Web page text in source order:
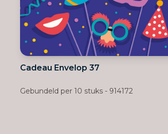
Cadeau Envelop 37
Gebundeld per 10 stuks - 914172